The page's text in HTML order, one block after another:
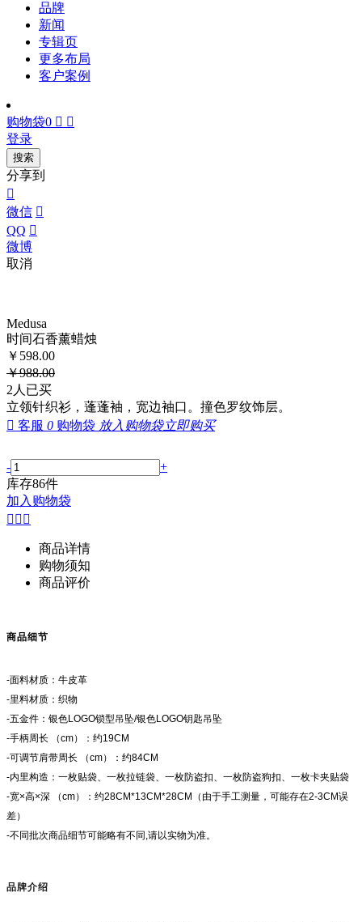
品牌
新闻
专辑页
更多布局
客户案例
购物袋0  
登录
搜索
分享到

微信 
QQ 
微博
取消
Medusa
时间石香薰蜡烛
￥ 598.00
￥988.00
2 人已买
立领针织衫，蓬蓬袖，宽边袖口。撞色罗纹饰层。
 客服 0 购物袋 放入购物袋立即购买
-
+
库存86件
加入购物袋
  
商品详情
购物须知
商品评价
商品细节
-面料材质：牛皮革
-里料材质：织物
-五金件：银色LOGO锁型吊坠/银色LOGO钥匙吊坠
-手柄周长 （cm）：约19CM
-可调节肩带周长 （cm）：约84CM
-内里构造：一枚贴袋、一枚拉链袋、一枚防盗扣、一枚防盗狗扣、一枚卡夹贴袋
-宽×高×深 （cm）：约28CM*13CM*28CM（由于手工测量，可能存在2-3CM误
差）
-不同批次商品细节可能略有不同,请以实物为准。
品牌介绍